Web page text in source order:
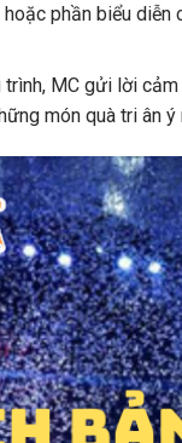
phần biểu
MC gửi lời
món quà tri ân